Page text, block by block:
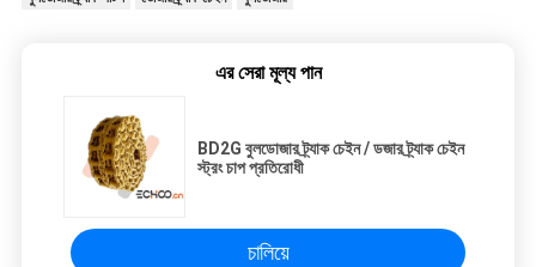
এর সেরা মূল্য পান
BD2G বুলডোজার ট্র্যাক চেইন / ডজার ট্র্যাক চেইন
স্ট্রং চাপ প্রতিরোধী
চালিয়ে